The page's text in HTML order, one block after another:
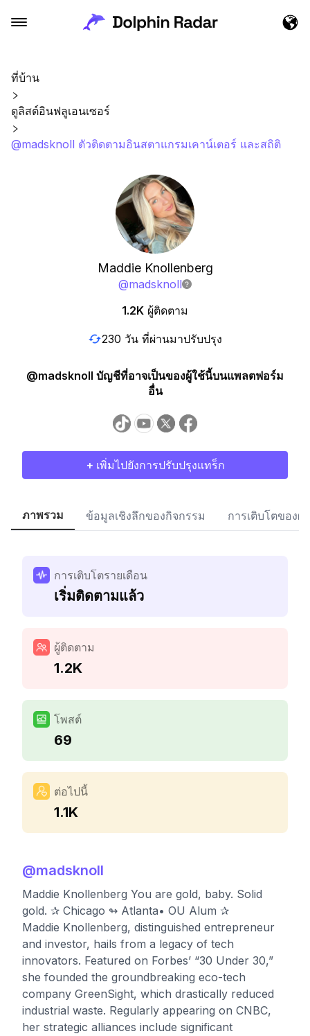
ที่บ้าน
ดูลิสต์อินฟลูเอนเซอร์
@madsknoll ตัวติดตามอินสตาแกรมเคาน์เตอร์ และสถิติ
Maddie Knollenberg
@madsknoll
1.2K ผู้ติดตาม
230 วัน ที่ผ่านมาปรับปรุง
@madsknoll บัญชีที่อาจเป็นของผู้ใช้นี้บนแพลตฟอร์ม
อื่น
+ เพิ่มไปยังการปรับปรุงแทร็ก
ภาพรวม ข้อมูลเชิงลึกของกิจกรรม การเติบโตของผู้
การเติบโตรายเดือน
เริ่มติดตามแล้ว
ผู้ติดตาม
1.2K
โพสต์
69
ต่อไปนี้
1.1K
@madsknoll
Maddie Knollenberg You are gold, baby. Solid
gold. ✰ Chicago ↬ Atlanta• OU Alum ✰
Maddie Knollenberg, distinguished entrepreneur
and investor, hails from a legacy of tech
innovators. Featured on Forbes’ “30 Under 30,”
she founded the groundbreaking eco-tech
company GreenSight, which drastically reduced
industrial waste. Regularly appearing on CNBC,
her strategic alliances include significant